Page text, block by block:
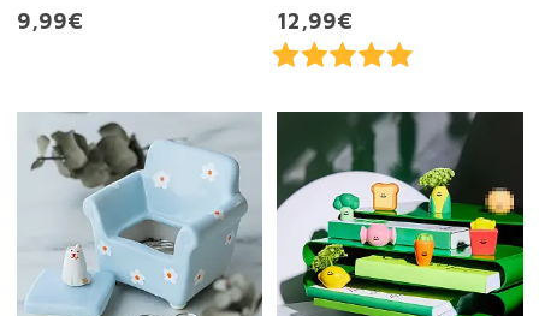
9,99€
12,99€